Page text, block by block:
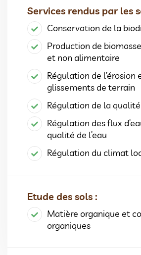
Services rendus par les
Conservation de la
Production de
et non alimentaire
Régulation de l’érosion
glissements de terrain
Régulation de la qualité
Régulation des flux
qualité de l’eau
Régulation du climat
Etude des sols :
Matière organique et
organiques